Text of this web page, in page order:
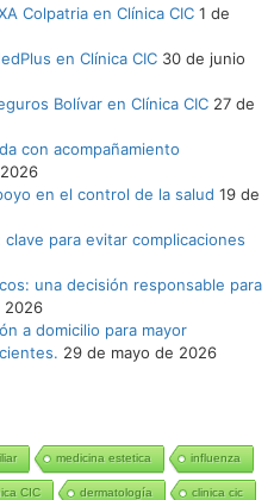
Colpatria en Clínica CIC 1 de
en Clínica CIC 30 de junio
Bolívar en Clínica CIC 27 de
con acompañamiento
en el control de la salud 19 de
para evitar complicaciones
una decisión responsable para
2026
a domicilio para mayor
29 de mayo de 2026
medicina estetica influenza
CIC dermatología clinica cic